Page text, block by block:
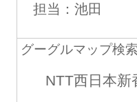
担当：池田
グーグルマップ検索
NTT西日本新